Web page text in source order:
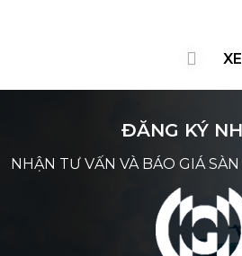
Phù hợp cho phòng khách, đại
ĐĂNG KÝ
NHẬN TƯ VẤN VÀ BÁO GIÁ